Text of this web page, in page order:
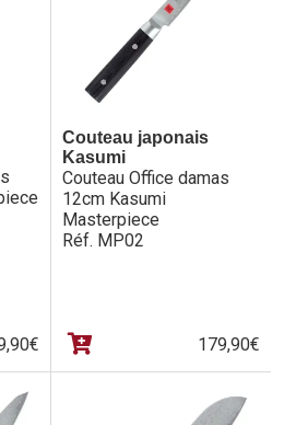
et de retours
€
Couteau japonais
Kasumi
Couteau Office damas
12cm Kasumi
Masterpiece
Réf. MP02
179,90€